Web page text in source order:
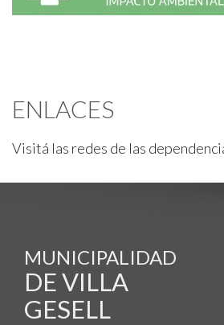
ENLACES
Visitá las redes de las
MUNICIPALIDAD
DE VILLA
GESELL